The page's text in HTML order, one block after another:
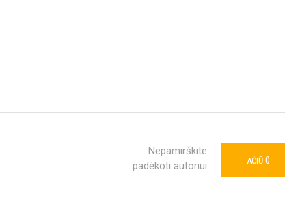
Nepamirškite
padėkoti autoriui
AČIŪ 0